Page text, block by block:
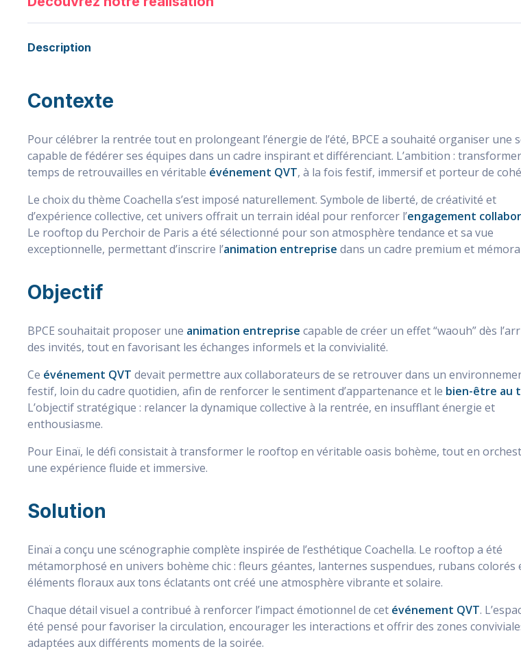
Description
Contexte
Pour célébrer la rentrée tout en prolongeant l’énergie de l’été, BPCE a souhaité organiser une
capable de fédérer ses équipes dans un cadre inspirant et différenciant. L’ambition :
temps de retrouvailles en véritable événement QVT, à la fois festif, immersif et porteur de
Le choix du thème Coachella s’est imposé naturellement. Symbole de liberté, de créativité et
d’expérience collective, cet univers offrait un terrain idéal pour renforcer l’engagement
Le rooftop du Perchoir de Paris a été sélectionné pour son atmosphère tendance et sa vue
exceptionnelle, permettant d’inscrire l’animation entreprise dans un cadre premium et
Objectif
BPCE souhaitait proposer une animation entreprise capable de créer un effet “waouh” dès
des invités, tout en favorisant les échanges informels et la convivialité.
Ce événement QVT devait permettre aux collaborateurs de se retrouver dans un
festif, loin du cadre quotidien, afin de renforcer le sentiment d’appartenance et le bien-être au
L’objectif stratégique : relancer la dynamique collective à la rentrée, en insufflant énergie et
enthousiasme.
Pour Einaï, le défi consistait à transformer le rooftop en véritable oasis bohème, tout en
une expérience fluide et immersive.
Solution
Einaï a conçu une scénographie complète inspirée de l’esthétique Coachella. Le rooftop a été
métamorphosé en univers bohème chic : fleurs géantes, lanternes suspendues, rubans colorés
éléments floraux aux tons éclatants ont créé une atmosphère vibrante et solaire.
Chaque détail visuel a contribué à renforcer l’impact émotionnel de cet événement QVT.
été pensé pour favoriser la circulation, encourager les interactions et offrir des zones
adaptées aux différents moments de la soirée.